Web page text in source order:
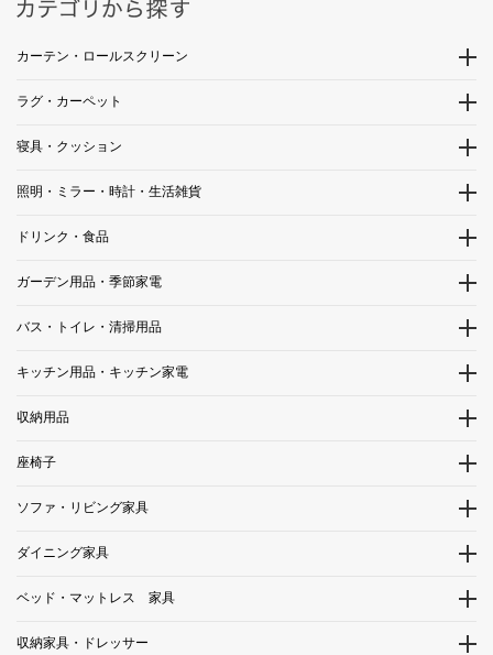
カーテン・ロールスクリーン
ラグ・カーペット
寝具・クッション
照明・ミラー・時計・生活雑貨
ドリンク・食品
ガーデン用品・季節家電
バス・トイレ・清掃用品
キッチン用品・キッチン家電
収納用品
座椅子
ソファ・リビング家具
ダイニング家具
ベッド・マットレス 家具
収納家具・ドレッサー